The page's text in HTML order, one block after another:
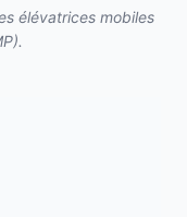
élévatrices mobiles